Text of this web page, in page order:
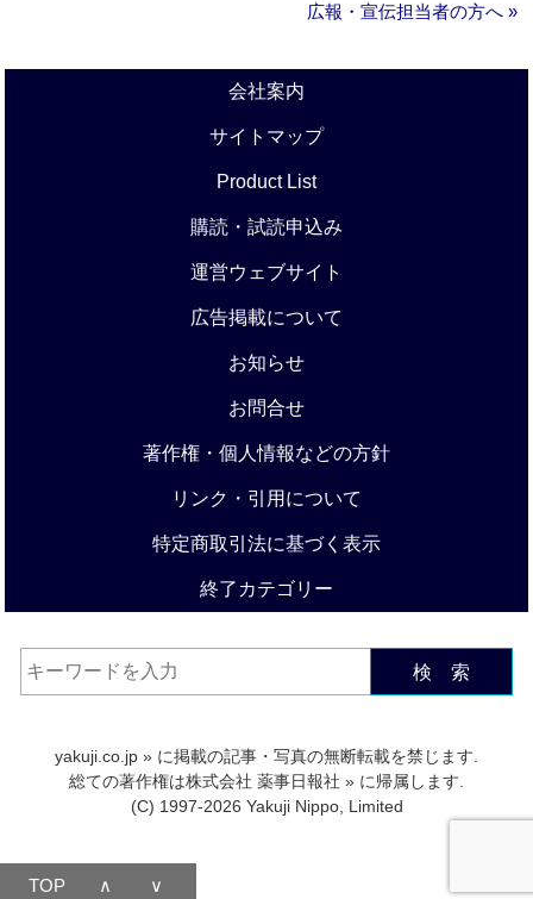
広報・宣伝担当者の方へ »
会社案内
サイトマップ
Product List
購読・試読申込み
運営ウェブサイト
広告掲載について
お知らせ
お問合せ
著作権・個人情報などの方針
リンク・引用について
特定商取引法に基づく表示
終了カテゴリー
検 索
yakuji.co.jp » に掲載の記事・写真の無断転載を禁じます.
総ての著作権は株式会社 薬事日報社 » に帰属します.
(C) 1997-2026 Yakuji Nippo, Limited
TOP ∧ ∨